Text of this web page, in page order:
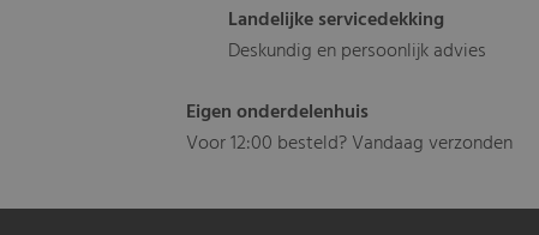
Landelijke servicedekking
Deskundig en persoonlijk advies
Eigen onderdelenhuis
Voor 12:00 besteld? Vandaag verzonden